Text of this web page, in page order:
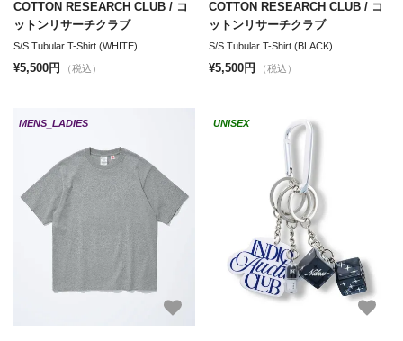
COTTON RESEARCH CLUB / コ
ットンリサーチクラブ
S/S Tubular T-Shirt (WHITE)
¥5,500円 （税込）
COTTON RESEARCH CLUB / コ
ットンリサーチクラブ
S/S Tubular T-Shirt (BLACK)
¥5,500円 （税込）
MENS_LADIES UNISEX